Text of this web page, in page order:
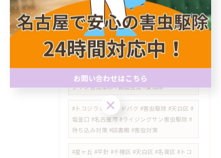
区害虫駆除 #ライジングサン害虫駆除
#徳重 #神沢 #野並 #ノミダニ対策 #ダニ駆除 #
害虫対策 #害獣対策 #名古屋市
駆除 #害虫対策 #名古屋市 #天白区 #ライジン
グサン害虫駆除 #食品害虫 #愛知県
#トコジラミ #ベッドバグ #害虫駆除 #天白区 #
塩釜口 #名古屋市 #ライジングサン害虫駆除 #
持ち込み対策 #図書館 #害虫対策
​#星ヶ丘 #平針 #千種区 #天白区 #名東区 #トコ
お問い合わせはこちら
お問い合わせはこちら